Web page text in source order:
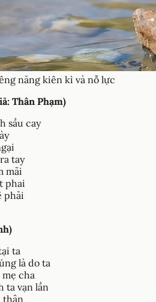
năng kiên kì và nỗ lực
Thân Phạm)
sầu cay
tay
mãi
phai
phải
ta
là do ta
cha
ta vạn lần
thân